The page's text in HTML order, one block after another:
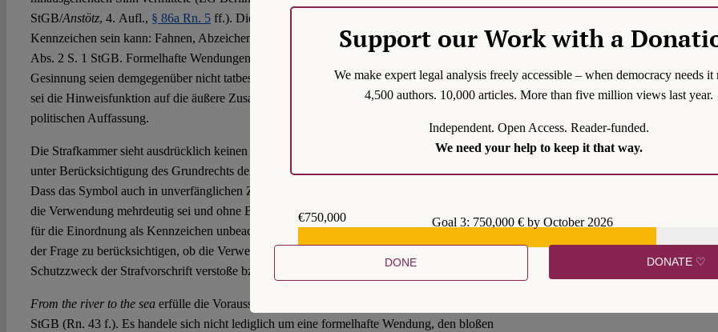
StGB/Anstötz, 4. Aufl., § 86a Rn. 5ff.). Die Vorschrift selbst nennt einige Beispiele, was ein
Kennzeichen sein kann: Fahnen, Abzeichen, Uniformstücke, Parolen und Grußformen, § 86a
Abs. 2 S. 1 StGB. Formelhafte Wendungen und allgemeine Ausdrucksformen politischer
Gesinnung seien demgegenüber nicht tatbestandsmäßig. Merkmal des Kennzeichenbegriffs
sei die Hinweisfunktion auf die äußere Zusammengehörigkeit der Anhänger einer bestimmten
politischen Auffassung.
Die Strafkammer sieht ausdrücklich keinen Anlass, den Kennzeichenbegriff einschränkend,
unter Berücksichtigung des Grundrechts der Meinungsäußerungsfreiheit, auszulegen (Rn. 42).
Dass das Symbol auch in unverfänglichen Zusammenhängen verwendet werde, auch wenn
die Verwendung mehrdeutig sei und ohne Bezug zu der verbotenen Organisation erfolge, sei
für die Einordnung als Kennzeichen unbeachtlich. Solche Umstände seien erst im Rahmen
der Frage zu berücksichtigen, ob die Verwendung ausnahmsweise nicht gegen den
Schutzzweck der Strafvorschrift verstoße bzw. sozialadäquat sei.
From the river to the seaerfülle die Voraussetzungen eines Kennzeichens im Sinne des § 86a
StGB (Rn. 43 f.). Es handele sich nicht lediglich um eine formelhafte Wendung, den bloßen
Support our Work with a
We make expert legal analysis freely accessible – when democracy needs it
4,500 authors. 10,000 articles. More than five million views last year.
Independent. Open Access. Reader-funded.
We need your help to keep it that way.
€750,000
Goal 3: 750,000 € by October 2026
DONE DONATE ♡